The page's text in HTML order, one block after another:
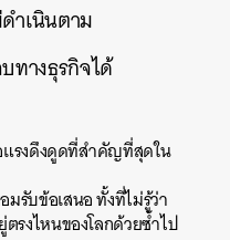
ำเนินตาม
ทางธุรกิจได้
แรงดึงดูดที่สำคัญที่สุดใน
รับข้อเสนอ ทั้งที่ไม่รู้ว่า
รงไหนของโลกด้วยซ้ำไป